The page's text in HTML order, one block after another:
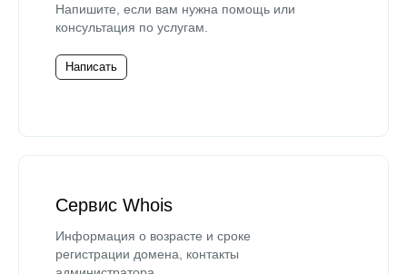
Напишите, если вам нужна помощь или
консультация по услугам.
Написать
Сервис Whois
Информация о возрасте и сроке
регистрации домена, контакты